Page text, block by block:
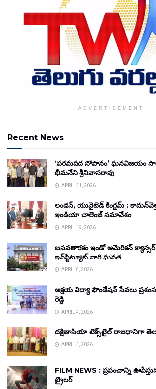
ADVERTISEMENT
Recent News
‘పరమపద సోపానం’ ఘనవిజయం
భీమనేని శ్రీనివాసరావు
APRIL 21, 2026
లండన్, యునైటెడ్ కింగ్డమ్ :
ఇండియా చాలెంజ్ సమావేశం
APRIL 19, 2026
బసవతారకం ఇండో అమెరికన్
ఇన్‌స్టిట్యూట్ వారి ఘనత
APRIL 8, 2026
అక్షయ విద్యా ఫౌండేషన్ సేవలు
రెడ్డి
APRIL 4, 2026
దక్షిణాసియా టెక్స్‌టైల్ రాజధానిగా
APRIL 3, 2026
FILM NEWS : ప్రపంచాన్ని
ట్రైలర్